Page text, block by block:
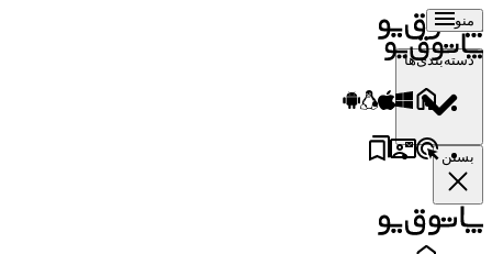
منو
دسته‌بندی‌ها
بستن